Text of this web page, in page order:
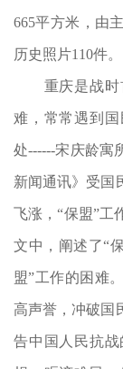
665平方米，由
历史照片110件。
重庆是战时首
难，常常遇到
处------宋庆龄寓
新闻通讯》受国
飞涨，“保盟”工
文中，阐述了“
盟”工作的困难
高声誉，冲破国
告中国人民抗